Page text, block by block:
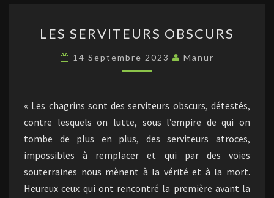
SERVITEURS
OBSCURS
LES SERVITEURS OBSCURS
14 Septembre 2023 Manur
« Les chagrins sont des serviteurs obscurs, détestés,
contre lesquels on lutte, sous l’empire de qui on
tombe de plus en plus, des serviteurs atroces,
impossibles à remplacer et qui par des voies
souterraines nous mènent à la vérité et à la mort.
Heureux ceux qui ont rencontré la première avant la